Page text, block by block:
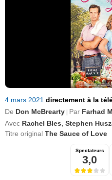
4 mars 2021 directement à la
De Don McBrearty Par Farhad
Avec Rachel Bles Stephen
Titre original The Sauce of Love
Spectateurs
3,0